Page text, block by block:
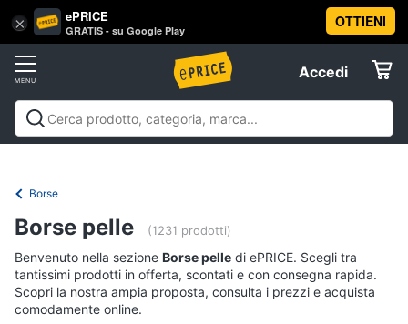
× ePRICE
GRATIS - su Google Play
OTTIENI
Accedi
Accedi
Registrati
Offerte
Informatica
Telefonia
Tv
Vai
al
Abbigliamento
Donna
donna
Cappotto
donna
Felpa
donna
Borse
Borse pelle (1231 prodotti)
Benvenuto nella sezione Borse pelle di ePRICE. Scegli tra
tantissimi prodotti in offerta, scontati e con consegna rapida.
Scopri la nostra ampia proposta, consulta i prezzi e acquista
comodamente online.